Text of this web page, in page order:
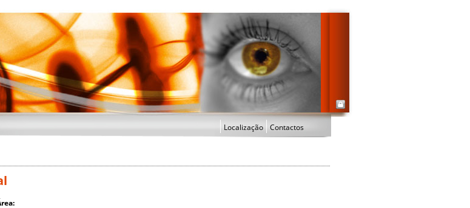
Contactos
Localização